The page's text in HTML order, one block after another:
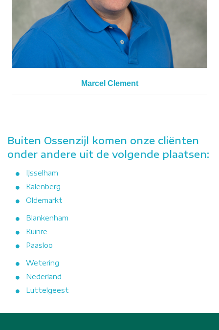
Marcel Clement
Buiten Ossenzijl komen onze cliënten
onder andere uit de volgende plaatsen:
IJsselham
Kalenberg
Oldemarkt
Blankenham
Kuinre
Paasloo
Wetering
Nederland
Luttelgeest